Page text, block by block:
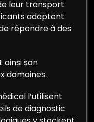
leur transport
adaptent
répondre à des
ainsi son
domaines.
l’utilisent
de diagnostic